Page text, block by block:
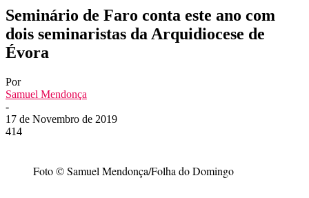
Seminário de Faro conta este ano com
dois seminaristas da Arquidiocese de
Évora
Por
Samuel Mendonça
-
17 de Novembro de 2019
414
Foto © Samuel Mendonça/Folha do Domingo